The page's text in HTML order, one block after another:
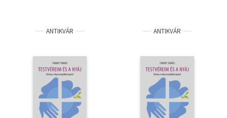
Szakkönyv
Szótár, nyelvkönyv
ANTIKVÁR ANTIKVÁR